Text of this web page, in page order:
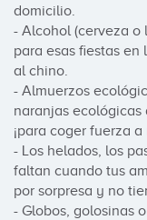
domicilio.
- Alcohol (cerveza o
para esas fiestas
al chino.
- Almuerzos
naranjas
¡para coger fuerza
- Los helados, los
faltan cuando tus
por sorpresa y no
- Globos, golosinas